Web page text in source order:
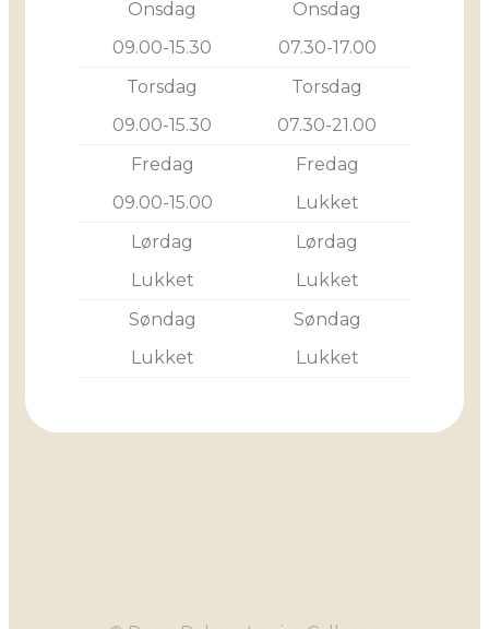
Onsdag
09.00-15.30
Torsdag
09.00-15.30
Fredag
09.00-15.00
Lørdag
Lukket
Søndag
Lukket
Onsdag
07.30-17.00
Torsdag
07.30-21.00
Fredag
Lukket
Lørdag
Lukket
Søndag
Lukket